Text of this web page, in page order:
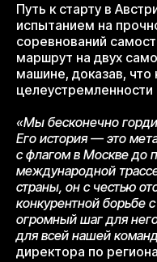
Путь к старту в
испытанием на
соревнований
маршрут на двух
машине, доказав,
«Мы бесконечно
Его история — это
с флагом в Москве до
международной
страны, он с честью
конкурентной борьбе
огромный шаг для
для всей нашей
директора по